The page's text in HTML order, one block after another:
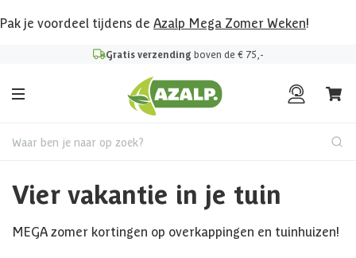
Pak je voordeel tijdens de Azalp Mega Zomer Weken!
Gratis verzending boven de € 75,-
Waar ben je naar op zoek?
Vier vakantie in je tuin
MEGA zomer kortingen op overkappingen en tuinhuizen!